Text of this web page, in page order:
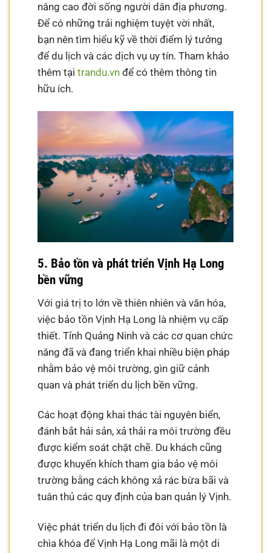
nâng cao đời sống người dân địa phương.
Để có những trải nghiệm tuyệt vời nhất,
bạn nên tìm hiểu kỹ về thời điểm lý tưởng
để du lịch và các dịch vụ uy tín. Tham khảo
thêm tạitrandu.vn để có thêm thông tin
hữu ích.
5. Bảo tồn và phát triển Vịnh Hạ Long
bền vững
Với giá trị to lớn về thiên nhiên và văn hóa,
việc bảo tồn Vịnh Hạ Long là nhiệm vụ cấp
thiết. Tỉnh Quảng Ninh và các cơ quan chức
năng đã và đang triển khai nhiều biện pháp
nhằm bảo vệ môi trường, gìn giữ cảnh
quan và phát triển du lịch bền vững.
Các hoạt động khai thác tài nguyên biển,
đánh bắt hải sản, xả thải ra môi trường đều
được kiểm soát chặt chẽ. Du khách cũng
được khuyến khích tham gia bảo vệ môi
trường bằng cách không xả rác bừa bãi và
tuân thủ các quy định của ban quản lý Vịnh.
Việc phát triển du lịch đi đôi với bảo tồn là
chìa khóa để Vịnh Hạ Long mãi là một di